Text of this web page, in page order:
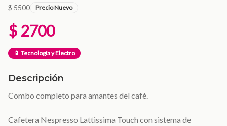
$ 5500 Precio Nuevo
$ 2700
📱 Tecnología y Electro
Descripción
Combo completo para amantes del café.
Cafetera Nespresso Lattissima Touch con sistema de